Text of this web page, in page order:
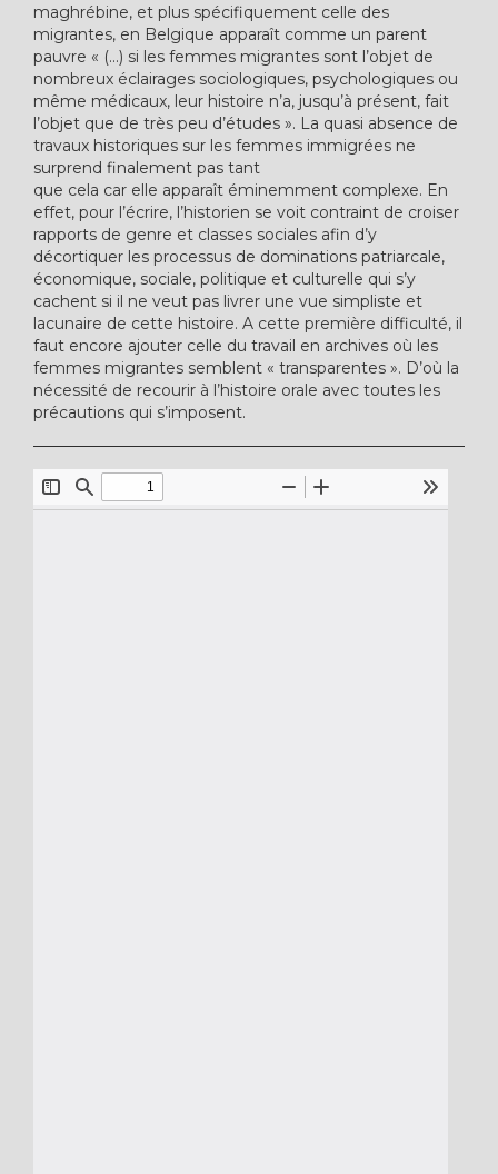
maghrébine, et plus spécifiquement celle des
migrantes, en Belgique apparaît comme un parent
pauvre « (...) si les femmes migrantes sont l’objet de
nombreux éclairages sociologiques, psychologiques ou
même médicaux, leur histoire n’a, jusqu’à présent, fait
l’objet que de très peu d’études ». La quasi absence de
travaux historiques sur les femmes immigrées ne
surprend finalement pas tant
que cela car elle apparaît éminemment complexe. En
effet, pour l’écrire, l’historien se voit contraint de croiser
rapports de genre et classes sociales afin d’y
décortiquer les processus de dominations patriarcale,
économique, sociale, politique et culturelle qui s’y
cachent si il ne veut pas livrer une vue simpliste et
lacunaire de cette histoire. A cette première difficulté, il
faut encore ajouter celle du travail en archives où les
femmes migrantes semblent « transparentes ». D’où la
nécessité de recourir à l’histoire orale avec toutes les
précautions qui s’imposent.